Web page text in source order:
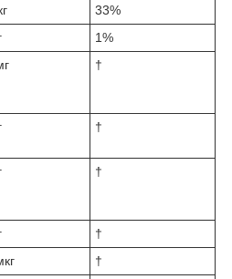
33%
1%
†
†
†
†
†